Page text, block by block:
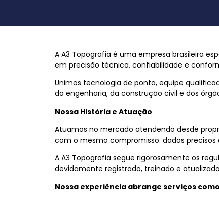
A A3 Topografia é uma empresa brasileira
em precisão técnica, confiabilidade e
Unimos tecnologia de ponta, equipe
da engenharia, da construção civil e dos
Nossa História e Atuação
Atuamos no mercado atendendo desde
com o mesmo compromisso: dados
A A3 Topografia segue rigorosamente os
devidamente registrado, treinado e
Nossa experiência abrange serviços